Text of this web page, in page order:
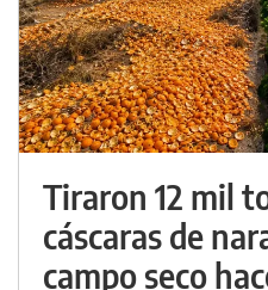
Tiraron 12 mil
cáscaras de
campo seco